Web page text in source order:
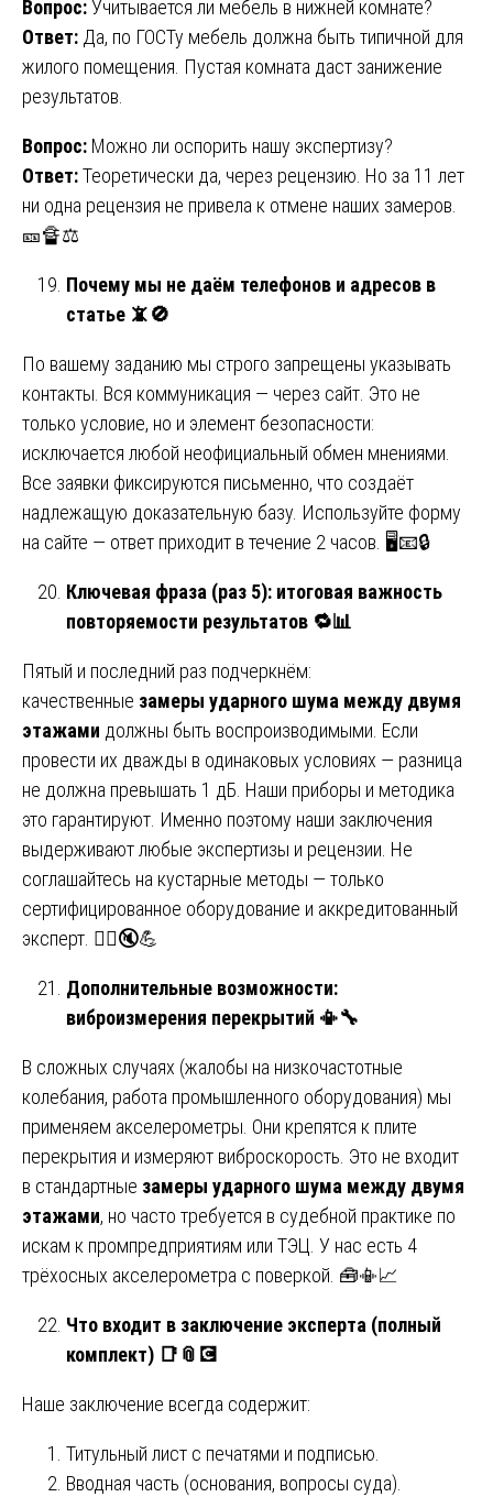
Вопрос:Учитывается ли мебель в нижней комнате?
Ответ: Да, по ГОСТу мебель должна быть типичной для
жилого помещения. Пустая комната даст занижение
результатов.
Вопрос: Можно ли оспорить нашу экспертизу?
Ответ:Теоретически да, через рецензию. Но за 11 лет
ни одна рецензия не привела к отмене наших замеров.
🎫🔏⚖️
Почему мы не даём телефонов и адресов в
статье 📵🚫
По вашему заданию мы строго запрещены указывать
контакты. Вся коммуникация — через сайт. Это не
только условие, но и элемент безопасности:
исключается любой неофициальный обмен мнениями.
Все заявки фиксируются письменно, что создаёт
надлежащую доказательную базу. Используйте форму
на сайте — ответ приходит в течение 2 часов. 🖥️📧🔒
Ключевая фраза (раз 5): итоговая важность
повторяемости результатов 🔁📊
Пятый и последний раз подчеркнём:
качественные замеры ударного шума между двумя
этажами должны быть воспроизводимыми. Если
провести их дважды в одинаковых условиях — разница
не должна превышать 1 дБ. Наши приборы и методика
это гарантируют. Именно поэтому наши заключения
выдерживают любые экспертизы и рецензии. Не
соглашайтесь на кустарные методы — только
сертифицированное оборудование и аккредитованный
эксперт. 🧘‍♂️🔇💪
Дополнительные возможности:
виброизмерения перекрытий 📳🔧
В сложных случаях (жалобы на низкочастотные
колебания, работа промышленного оборудования) мы
применяем акселерометры. Они крепятся к плите
перекрытия и измеряют виброскорость. Это не входит
в стандартные замеры ударного шума между двумя
этажами, но часто требуется в судебной практике по
искам к промпредприятиям или ТЭЦ. У нас есть 4
трёхосных акселерометра с поверкой. 🧰📳📈
Что входит в заключение эксперта (полный
комплект) 📑📎💽
Наше заключение всегда содержит:
Титульный лист с печатями и подписью.
Вводная часть (основания, вопросы суда).